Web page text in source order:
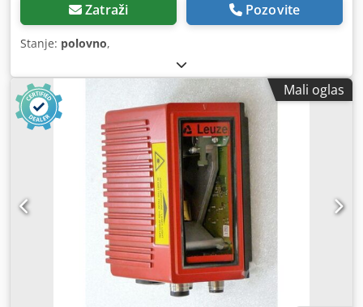
Zatraži Pozovite
Stanje: polovno,
Mali oglas